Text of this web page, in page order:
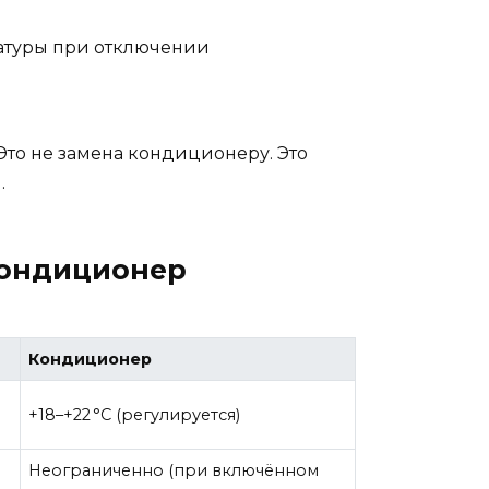
при отключении
не замена кондиционеру. Это
Кондиционер
+18–+22 °C (регулируется)
Неограниченно (при включённом